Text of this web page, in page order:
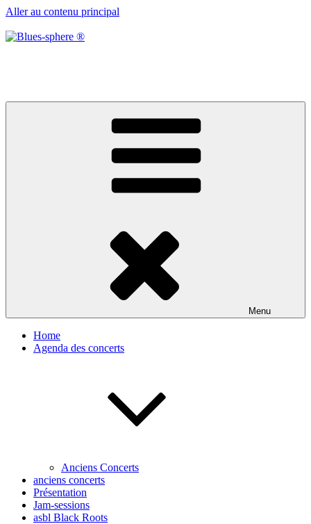
Aller au contenu principal
Menu
Home
Agenda des concerts
Anciens Concerts
anciens concerts
Présentation
Jam-sessions
asbl Black Roots